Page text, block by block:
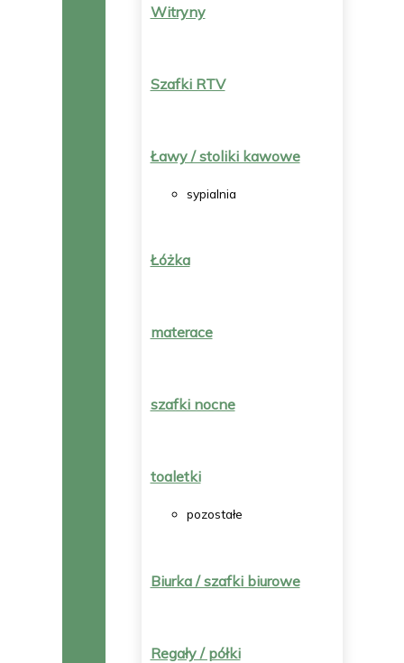
Witryny
Szafki RTV
Ławy / stoliki kawowe
sypialnia
Łóżka
materace
szafki nocne
toaletki
pozostałe
Biurka / szafki biurowe
Regały / półki